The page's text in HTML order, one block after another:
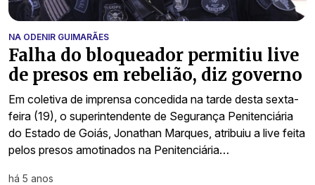
NA ODENIR GUIMARÃES
Falha do bloqueador permitiu live
de presos em rebelião, diz governo
Em coletiva de imprensa concedida na tarde desta sexta-
feira (19), o superintendente de Segurança Penitenciária
do Estado de Goiás, Jonathan Marques, atribuiu a live feita
pelos presos amotinados na Penitenciária…
há 5 anos